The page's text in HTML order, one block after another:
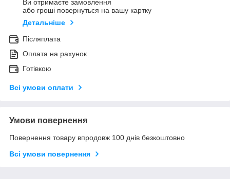
Ви отримаєте замовлення
або гроші повернуться на вашу картку
Детальніше
Післяплата
Оплата на рахунок
Готівкою
Всі умови оплати
Умови повернення
Повернення товару впродовж 100 днів безкоштовно
Всі умови повернення